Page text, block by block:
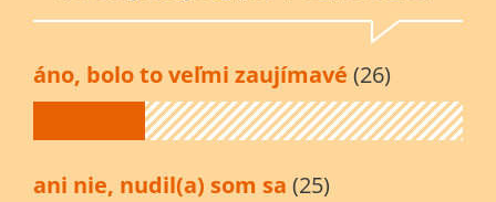
áno, bolo to veľmi zaujímavé (26)
ani nie, nudil(a) som sa (25)